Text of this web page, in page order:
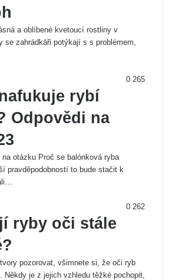
a oblíbené kvetoucí rostliny v
se zahrádkáři potýkají s s problémem,
0 265
rybí
Odpovědi na
na otázku Proč se balónková ryba
pravděpodobností to bude stačit k
0 262
ryby oči stále
pozorovat, všimnete si, že oči ryb
Někdy je z jejich vzhledu těžké pochopit,